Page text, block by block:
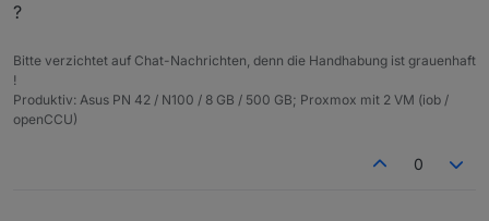
?
Bitte verzichtet auf Chat-Nachrichten, denn die Handhabung ist grauenhaft
!
Produktiv: Asus PN 42 / N100 / 8 GB / 500 GB; Proxmox mit 2 VM (iob /
openCCU)
0